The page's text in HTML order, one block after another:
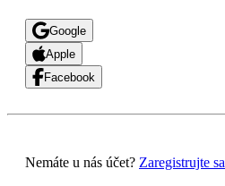
Google
Apple
Facebook
Nemáte u nás účet? Zaregistrujte sa